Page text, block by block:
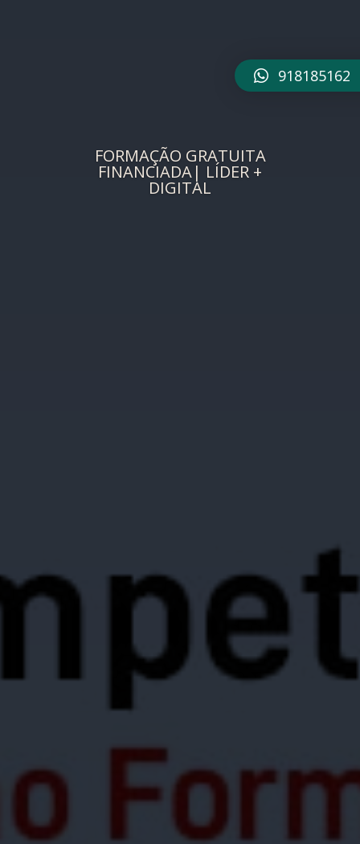
FORMAÇÃO GRATUITA
FINANCIADA| LÍDER +
DIGITAL
918185162